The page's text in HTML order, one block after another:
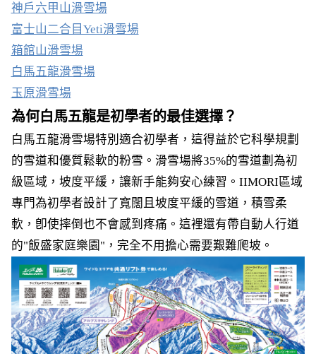
神戶六甲山滑雪場
富士山二合目Yeti滑雪場
箱館山滑雪場
白馬五龍滑雪場
玉原滑雪場
為何白馬五龍是初學者的最佳選擇？
白馬五龍滑雪場特別適合初學者，這得益於它科學規劃
的雪道和優質鬆軟的粉雪。滑雪場將35%的雪道劃為初
級區域，坡度平緩，讓新手能夠安心練習。IIMORI區域
專門為初學者設計了寬闊且坡度平緩的雪道，積雪柔
軟，卽使摔倒也不會感到疼痛。這裡還有帶自動人行道
的"飯盛家庭樂園"，完全不用擔心需要艱難爬坡。